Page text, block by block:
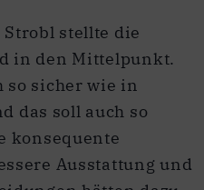
stellte die
in den Mittelpunkt.
so sicher wie in
das soll auch so
konsequente
Ausstattung und